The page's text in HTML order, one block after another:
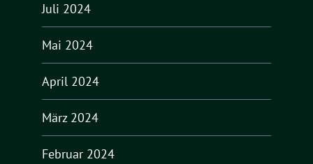
Juli 2024
Mai 2024
April 2024
März 2024
Februar 2024